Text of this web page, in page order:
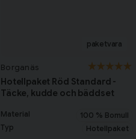
Borganäs
Hotellpaket Röd Standard -
Täcke, kudde och bäddset
Material
100 % Bomull
Typ
Hotellpaket